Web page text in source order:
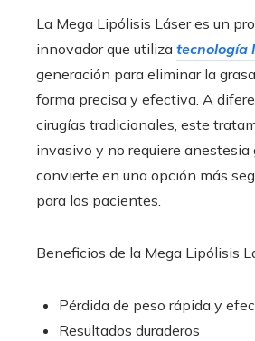
La Mega Lipólisis Láser es un
innovador que utiliza tecnología
generación para eliminar la
forma precisa y efectiva. A
cirugías tradicionales, este
invasivo y no requiere anestesia
convierte en una opción más
para los pacientes.
Beneficios de la Mega Lipólisis
Pérdida de peso rápida y
Resultados duraderos